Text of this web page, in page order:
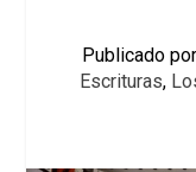
Publicado por
Escrituras,